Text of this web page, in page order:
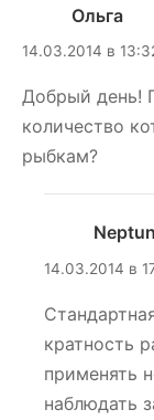
Ольга
14.03.2014 в
Добрый день!
количество
рыбкам?
Neptun
14.03.2014 в
кратность
применять
наблюдать